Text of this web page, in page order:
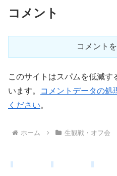
コメント
コメント
このサイトはスパムを低減す
います。
コメントデータの処
ください。
ホーム 生観戦・オフ会